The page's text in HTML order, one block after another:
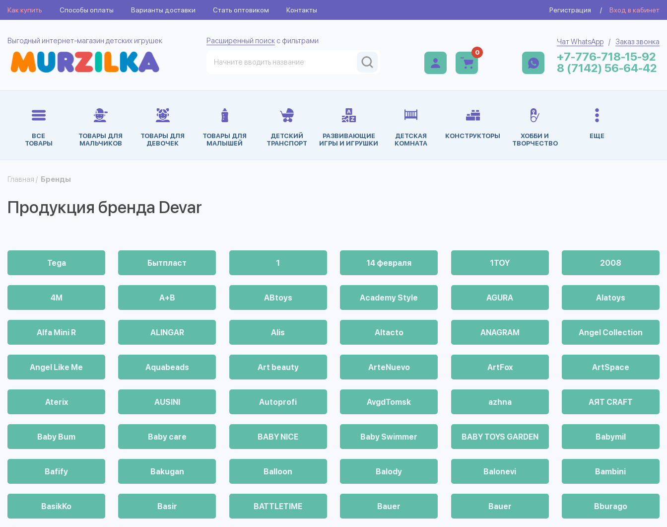
Как купить Способы оплаты Варианты доставки Стать оптовиком Контакты Регистрация / Вход в кабинет
Выгодный интернет-магазин детских игрушек Расширенный поиск с фильтрами
0
Чат WhatsApp / Заказ звонка
+7-776-718-15-92
8 (7142) 56-64-42
ВСЕ
ТОВАРЫ
ТОВАРЫ ДЛЯ
МАЛЬЧИКОВ
ТОВАРЫ ДЛЯ
ДЕВОЧЕК
ТОВАРЫ ДЛЯ
МАЛЫШЕЙ
ДЕТСКИЙ
ТРАНСПОРТ
РАЗВИВАЮЩИЕ
ИГРЫ И ИГРУШКИ
ДЕТСКАЯ
КОМНАТА
КОНСТРУКТОРЫ
ХОББИ И
ТВОРЧЕСТВО
ЕЩЕ
Главная / Бренды
Продукция бренда Devar
Tega Бытпласт 1 14 февраля 1TOY 2008
4М A+B ABtoys Academy Style AGURA Alatoys
Alfa Mini R ALINGAR Alis Altacto ANAGRAM Angel Collection
Angel Like Me Aquabeads Art beauty ArteNuevo ArtFox ArtSpace
Aterix AUSINI Autoprofi AvgdTomsk azhna AЯT CRAFT
Baby Bum Baby care BABY NICE Baby Swimmer BABY TOYS GARDEN Babymil
Bafify Bakugan Balloon Balody Balonevi Bambini
BasikKo Basir BATTLETIME Bauer Bauer Bburago